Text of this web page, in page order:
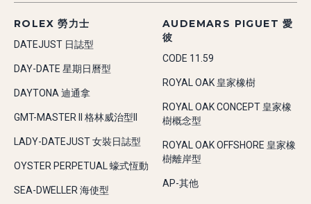
ROLEX 勞力士
DATEJUST 日誌型
DAY-DATE 星期日曆型
DAYTONA 迪通拿
GMT-MASTER II 格林威治型II
LADY-DATEJUST 女裝日誌型
OYSTER PERPETUAL 蠔式恆動
SEA-DWELLER 海使型
AUDEMARS PIGUET 愛
彼
CODE 11.59
ROYAL OAK 皇家橡樹
ROYAL OAK CONCEPT 皇家橡
樹概念型
ROYAL OAK OFFSHORE 皇家橡
樹離岸型
AP-其他